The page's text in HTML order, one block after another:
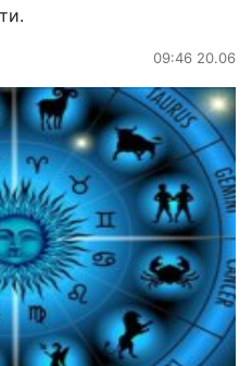
09:46 20.06